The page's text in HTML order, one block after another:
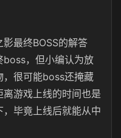
最终BOSS的解答
boss，但小编认为放
，很可能boss还掩藏
游戏上线的时间也是
毕竟上线后就能从中